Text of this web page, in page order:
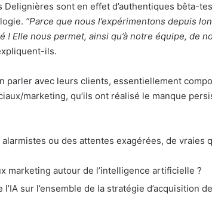
Delignières sont en effet d’authentiques bêta-
“Parce que nous l’expérimentons depuis
! Elle nous permet, ainsi qu’à notre équipe, de
ils.
parler avec leurs clients, essentiellement
marketing, qu’ils ont réalisé le manque
ou des attentes exagérées, de vraies
marketing autour de l’intelligence artificielle ?
l’IA sur l’ensemble de la stratégie d’acquisition